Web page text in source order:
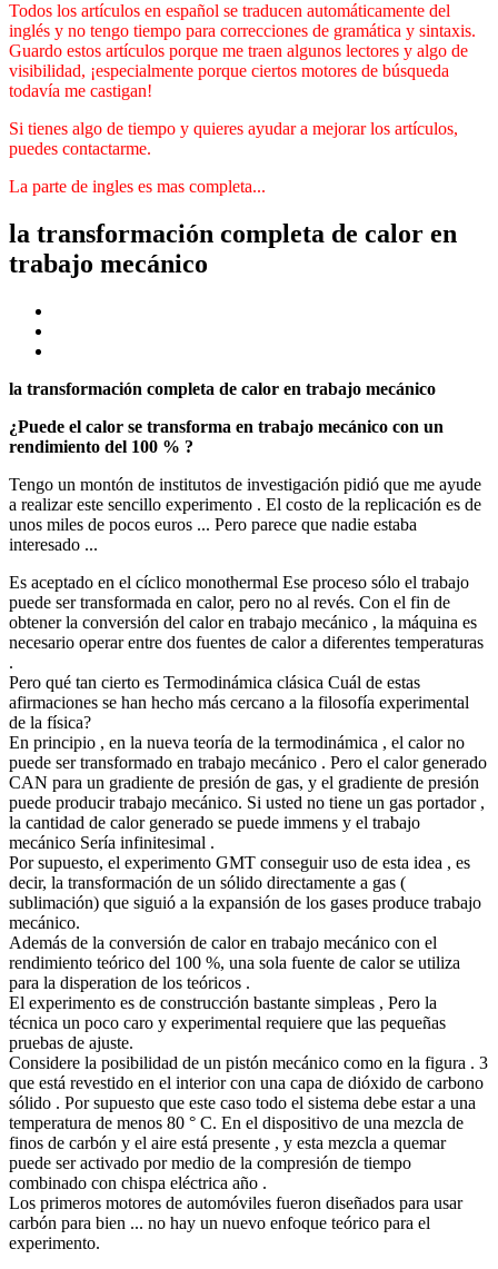
Todos los artículos en español se traducen automáticamente del
inglés y no tengo tiempo para correcciones de gramática y sintaxis.
Guardo estos artículos porque me traen algunos lectores y algo de
visibilidad, ¡especialmente porque ciertos motores de búsqueda
todavía me castigan!
Si tienes algo de tiempo y quieres ayudar a mejorar los artículos,
puedes contactarme.
La parte de ingles es mas completa...
la transformación completa de calor en
trabajo mecánico
la transformación completa de calor en trabajo mecánico
¿Puede el calor se transforma en trabajo mecánico con un
rendimiento del 100 % ?
Tengo un montón de institutos de investigación pidió que me ayude
a realizar este sencillo experimento . El costo de la replicación es de
unos miles de pocos euros ... Pero parece que nadie estaba
interesado ...
Es aceptado en el cíclico monothermal Ese proceso sólo el trabajo
puede ser transformada en calor, pero no al revés. Con el fin de
obtener la conversión del calor en trabajo mecánico , la máquina es
necesario operar entre dos fuentes de calor a diferentes temperaturas
.
Pero qué tan cierto es Termodinámica clásica Cuál de estas
afirmaciones se han hecho más cercano a la filosofía experimental
de la física?
En principio , en la nueva teoría de la termodinámica , el calor no
puede ser transformado en trabajo mecánico . Pero el calor generado
CAN para un gradiente de presión de gas, y el gradiente de presión
puede producir trabajo mecánico. Si usted no tiene un gas portador ,
la cantidad de calor generado se puede immens y el trabajo
mecánico Sería infinitesimal .
Por supuesto, el experimento GMT conseguir uso de esta idea , es
decir, la transformación de un sólido directamente a gas (
sublimación) que siguió a la expansión de los gases produce trabajo
mecánico.
Además de la conversión de calor en trabajo mecánico con el
rendimiento teórico del 100 %, una sola fuente de calor se utiliza
para la disperation de los teóricos .
El experimento es de construcción bastante simpleas , Pero la
técnica un poco caro y experimental requiere que las pequeñas
pruebas de ajuste.
Considere la posibilidad de un pistón mecánico como en la figura . 3
que está revestido en el interior con una capa de dióxido de carbono
sólido . Por supuesto que este caso todo el sistema debe estar a una
temperatura de menos 80 ° C. En el dispositivo de una mezcla de
finos de carbón y el aire está presente , y esta mezcla a quemar
puede ser activado por medio de la compresión de tiempo
combinado con chispa eléctrica año .
Los primeros motores de automóviles fueron diseñados para usar
carbón para bien ... no hay un nuevo enfoque teórico para el
experimento.